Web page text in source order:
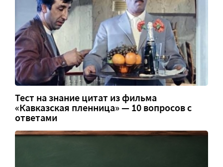
Тест на знание цитат из фильма
«Кавказская пленница» — 10 вопросов с
ответами